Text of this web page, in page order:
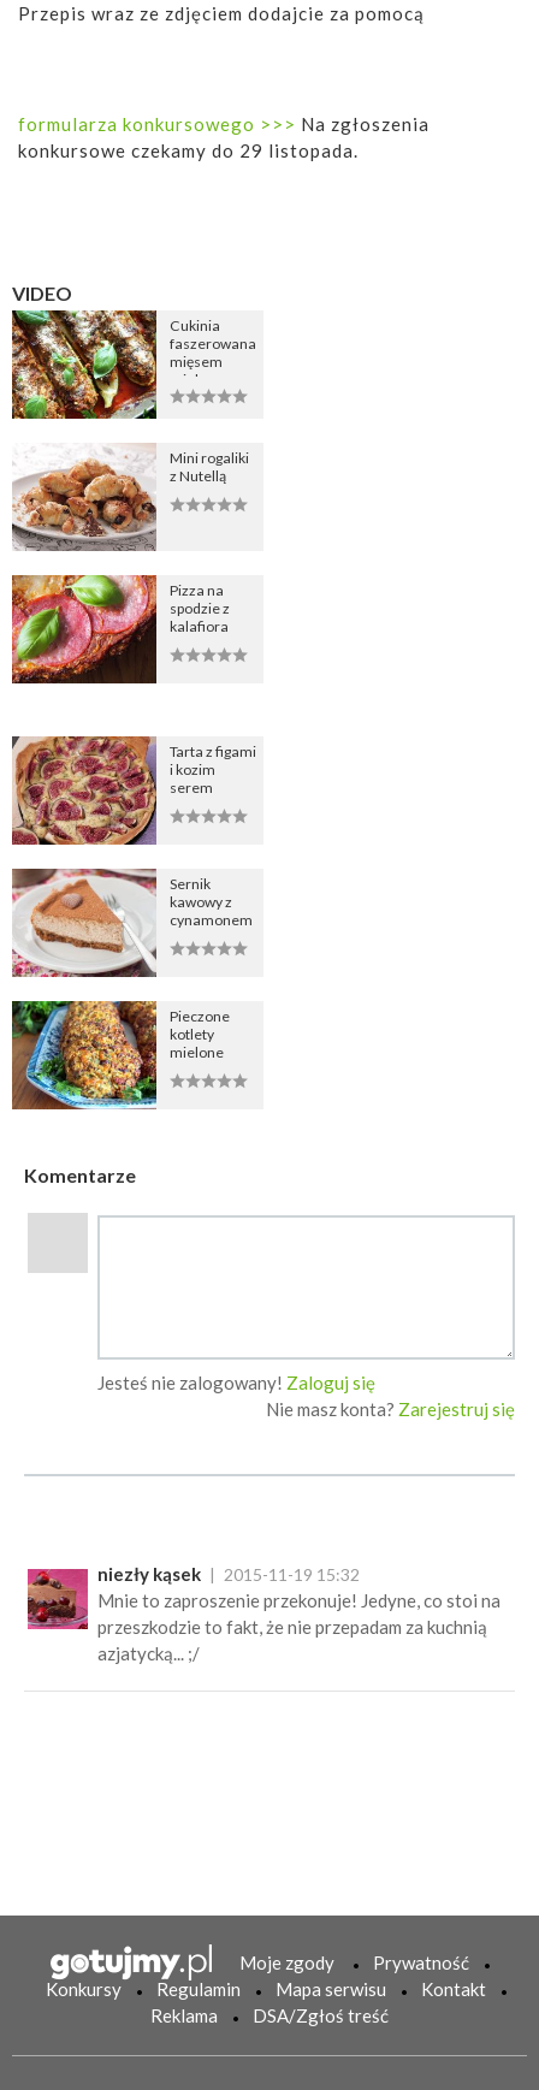
Przepis wraz ze zdjęciem dodajcie za pomocą
formularza konkursowego >>> Na zgłoszenia
konkursowe czekamy do 29 listopada.
VIDEO
Cukinia
faszerowana
mięsem
mielonym
Mini rogaliki
z Nutellą
Pizza na
spodzie z
kalafiora
Tarta z figami
i kozim
serem
Sernik
kawowy z
cynamonem
Pieczone
kotlety
mielone
Komentarze
Jesteś nie zalogowany! Zaloguj się
Nie masz konta? Zarejestruj się
niezły kąsek 2015-11-19 15:32
Mnie to zaproszenie przekonuje! Jedyne, co stoi na
przeszkodzie to fakt, że nie przepadam za kuchnią
azjatycką... ;/
Moje zgody
Prywatność
Konkursy
Regulamin Mapa serwisu
Kontakt
Reklama
DSA/Zgłoś treść